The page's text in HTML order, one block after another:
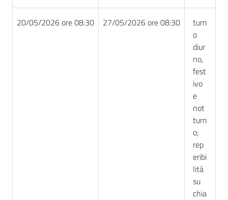
20/05/2026 ore 08:30 27/05/2026 ore 08:30
turn
o
diur
no,
fest
ivo
e
not
turn
o;
rep
eribi
lità
su
chia